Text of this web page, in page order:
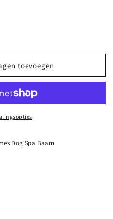
toevoegen
Dog Spa Baarn